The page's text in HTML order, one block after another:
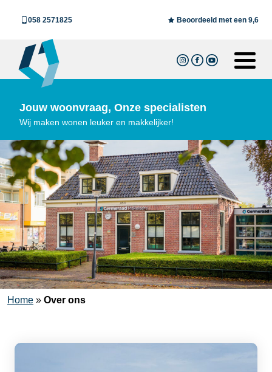
058 2571825 Beoordeeld met een 9,6
Jouw woonvraag, Onze specialisten
Wij maken wonen leuker en makkelijker!
Home » Over ons